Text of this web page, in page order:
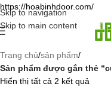
https://hoabinhdoor.com/
Skip to navigation
Skip to main content
Trang chủ/sản phẩm/
Sản phẩm được gắn thẻ
Hiển thị tất cả 2 kết quả